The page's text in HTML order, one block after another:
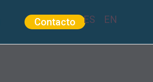
Contacto ES
EN
Contacto